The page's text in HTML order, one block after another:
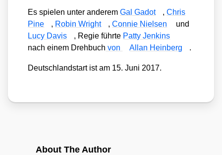
Es spie­len unter ande­remGal Gadot ,Chris
Pine
, Robin Wright ,Con­nie Niel­sen
und
Lucy Davis
, Regie führ­te Pat­ty Jenk­ins
nach einem Dreh­buch von Allan Hein­berg .
Deutsch­land­start ist am 15. Juni 2017.
About The Author